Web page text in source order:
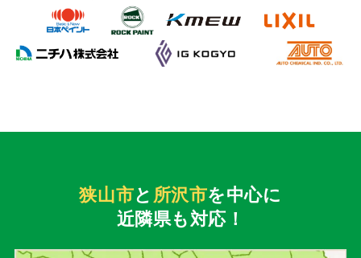
狭山市と 所沢市を中心に
近隣県も対応！